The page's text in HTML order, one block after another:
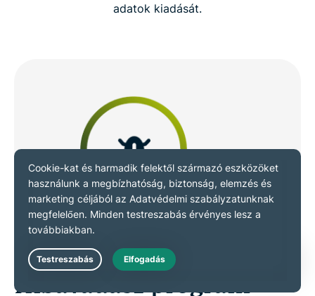
adatok kiadását.
Hibavadász program